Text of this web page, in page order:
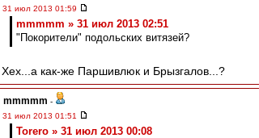
31 июл 2013 01:59
mmmmm » 31 июл 2013 02:51
"Покорители" подольских витязей?
Хех...а как-же Паршивлюк и Брызгалов...?
mmmmm -
31 июл 2013 01:51
Torero » 31 июл 2013 00:08